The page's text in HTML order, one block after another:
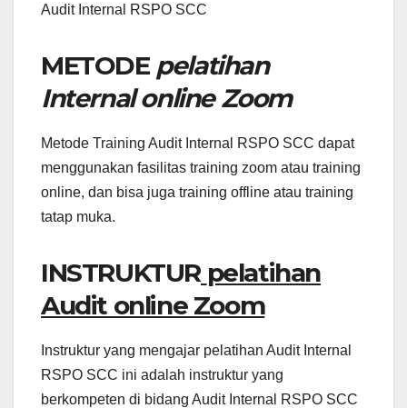
Audit Internal RSPO SCC
METODE pelatihan
Internal online Zoom
Metode Training Audit Internal RSPO SCC dapat
menggunakan fasilitas training zoom atau training
online, dan bisa juga training offline atau training
tatap muka.
INSTRUKTUR pelatihan
Audit online Zoom
Instruktur yang mengajar pelatihan Audit Internal
RSPO SCC ini adalah instruktur yang
berkompeten di bidang Audit Internal RSPO SCC